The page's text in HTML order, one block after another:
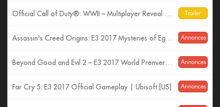
Trailer
Annonces
Annonces
Annonces
Far Cry 5: E3 2017 Official Gameplay | Ubisoft [US]